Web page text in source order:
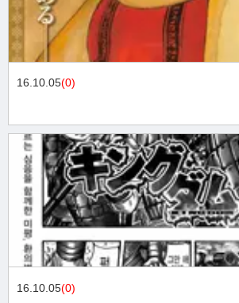
16.10.05(0)
16.10.05(0)